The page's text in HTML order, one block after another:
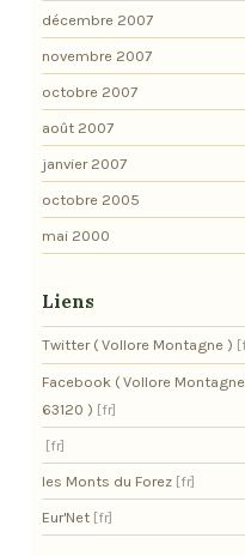
décembre 2007
novembre 2007
octobre 2007
août 2007
janvier 2007
octobre 2005
mai 2000
Liens
Twitter ( Vollore Montagne )
Facebook ( Vollore Montagne
63120 )
les Monts du Forez
Eur'Net